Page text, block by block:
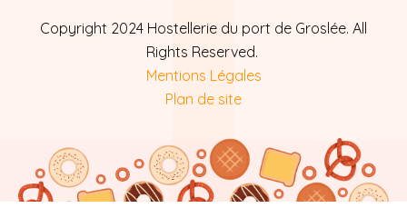
Copyright 2024 Hostellerie du port de Groslée. All
Rights Reserved.
Mentions Légales
Plan de site